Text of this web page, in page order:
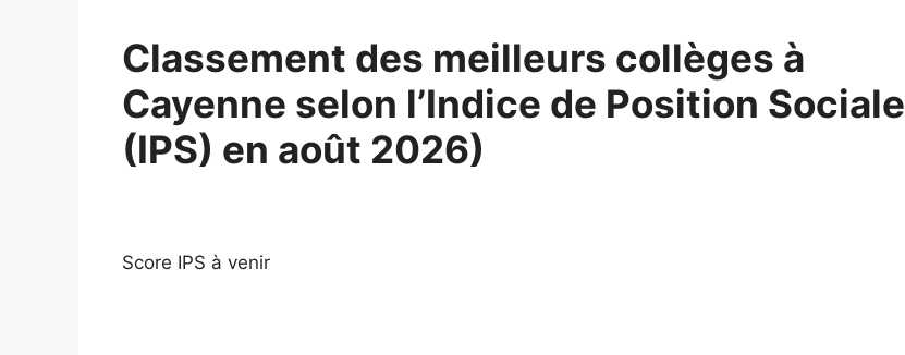
Classement des meilleurs collèges à
Cayenne selon l’Indice de Position Sociale
(IPS) en août 2026)
Score IPS à venir